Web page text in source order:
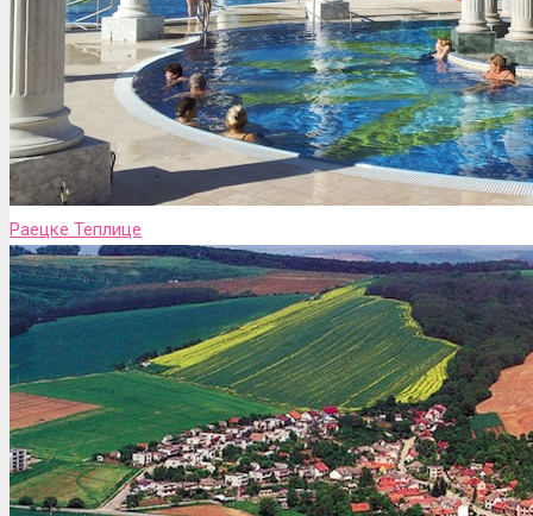
Раецке Теплице